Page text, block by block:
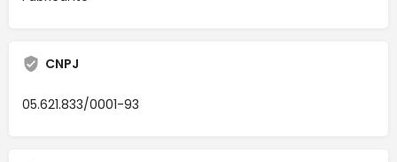
CNPJ
05.621.833/0001-93